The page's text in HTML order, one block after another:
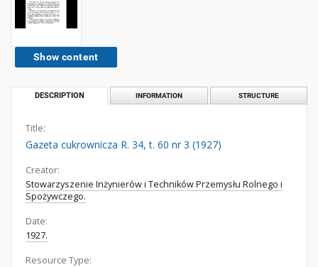
Show content
DESCRIPTION INFORMATION STRUCTURE
Title:
Gazeta cukrownicza R. 34, t. 60 nr 3 (1927)
Creator:
Stowarzyszenie Inżynierów i Techników Przemysłu Rolnego i
Spożywczego.
Date:
1927.
Resource Type: